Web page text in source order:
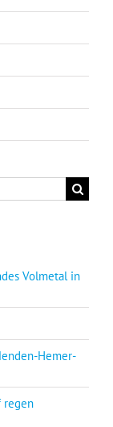
Volmetal in
Hemer-
regen